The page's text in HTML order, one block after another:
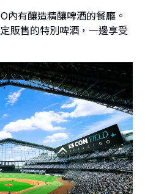
內有釀造精釀啤酒的餐廳。
販售的特別啤酒，一邊享受